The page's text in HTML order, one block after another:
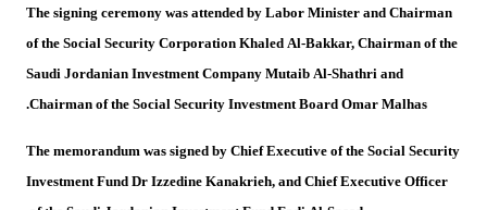
The signing ceremony was attended by Labor Minister and Chairman
of the Social Security Corporation Khaled Al-Bakkar, Chairman of the
Saudi Jordanian Investment Company Mutaib Al-Shathri and
Chairman of the Social Security Investment Board Omar Malhas.
The memorandum was signed by Chief Executive of the Social Security
Investment Fund Dr Izzedine Kanakrieh, and Chief Executive Officer